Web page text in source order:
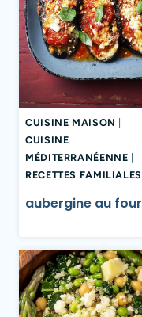
CUISINE MAISON
CUISINE
MÉDITERRANÉENNE
RECETTES FAMILIALES
aubergine au four​